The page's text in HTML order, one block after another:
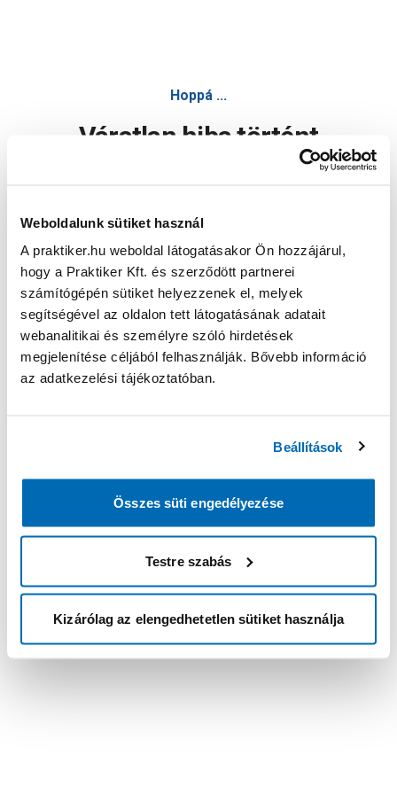
Weboldalunk sütiket használ
A praktiker.hu weboldal látogatásakor Ön hozzájárul,
hogy a Praktiker Kft. és szerződött partnerei
számítógépén sütiket helyezzenek el, melyek
segítségével az oldalon tett látogatásának adatait
webanalitikai és személyre szóló hirdetések
megjelenítése céljából felhasználják. Bővebb információ
az adatkezelési tájékoztatóban.
Beállítások
Összes süti engedélyezése
Testre szabás
Kizárólag az elengedhetetlen sütiket használja
Hoppá ...
Váratlan hiba történt
Oldal újratöltése